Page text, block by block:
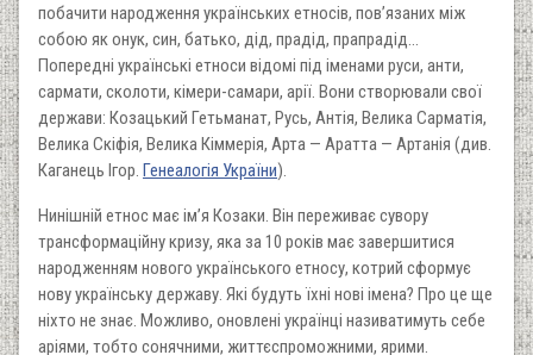
побачити народження українських етносів, пов’язаних між
собою як онук, син, батько, дід, прадід, прапрадід...
Попередні українські етноси відомі під іменами руси, анти,
сармати, сколоти, кімери-самари, арії. Вони створювали свої
держави: Козацький Гетьманат, Русь, Антія, Велика Сарматія,
Велика Скіфія, Велика Кіммерія, Арта — Аратта — Артанія (див.
Каганець Ігор. Генеалогія України).
Нинішній етнос має ім’я Козаки. Він переживає сувору
трансформаційну кризу, яка за 10 років має завершитися
народженням нового українського етносу, котрий сформує
нову українську державу. Які будуть їхні нові імена? Про це ще
ніхто не знає. Можливо, оновлені українці називатимуть себе
аріями, тобто сонячними, життєспроможними, ярими.